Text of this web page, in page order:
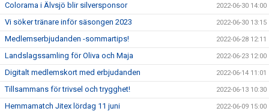
Colorama i Älvsjö blir silversponsor 2022-06-30 14:00
Vi söker tränare inför säsongen 2023 2022-06-30 13:15
Medlemserbjudanden -sommartips! 2022-06-28 12:11
Landslagssamling för Oliva och Maja 2022-06-23 12:00
Digitalt medlemskort med erbjudanden 2022-06-14 11:01
Tillsammans för trivsel och trygghet! 2022-06-13 10:30
Hemmamatch Jitex lördag 11 juni 2022-06-09 15:00